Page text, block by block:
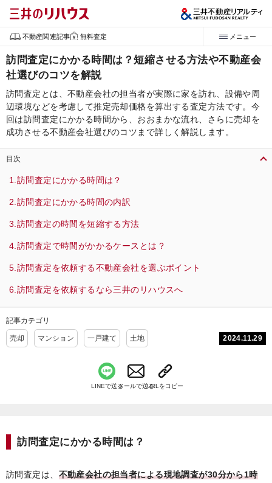
不動産関連記事 無料査定 メニュー
訪問査定にかかる時間は？短縮させる方法や不動産会
社選びのコツを解説
訪問査定とは、不動産会社の担当者が実際に家を訪れ、設備や周
辺環境などを考慮して推定売却価格を算出する査定方法です。今
回は訪問査定にかかる時間から、おおまかな流れ、さらに売却を
成功させる不動産会社選びのコツまで詳しく解説します。
目次
訪問査定にかかる時間は？
訪問査定にかかる時間の内訳
訪問査定の時間を短縮する方法
訪問査定で時間がかかるケースとは？
訪問査定を依頼する不動産会社を選ぶポイント
訪問査定を依頼するなら三井のリハウスへ
記事カテゴリ
売却 マンション 一戸建て 土地 2024.11.29
LINEで送るメールで送るURLをコピー
訪問査定にかかる時間は？
訪問査定は、 不動産会社の担当者による現地調査が30分から1時